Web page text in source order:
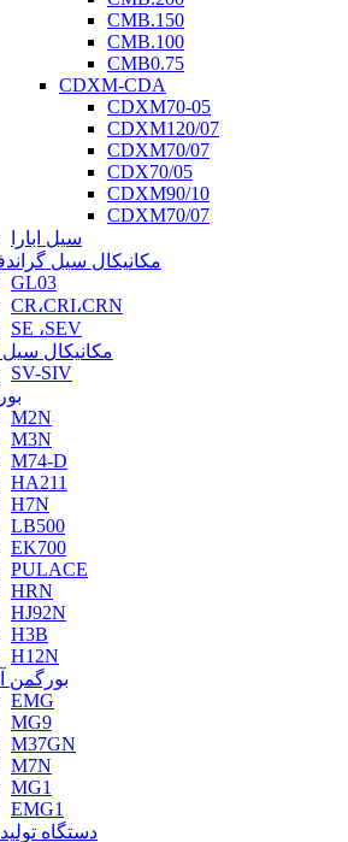
CMB.150
CMB.100
CMB0.75
CDXM-CDA
CDXM70-05
CDXM120/07
CDXM70/07
CDX70/05
CDXM90/10
CDXM70/07
سیل ابارا
مکانیکال سیل
GL03
CR،CRI،CRN
SE ،SEV
مکانیکال سیل
SV-SIV
M2N
M3N
M74-D
HA211
H7N
LB500
EK700
PULACE
HRN
HJ92N
H3B
H12N
بورگمن
EMG
MG9
M37GN
M7N
MG1
EMG1
دستگاه